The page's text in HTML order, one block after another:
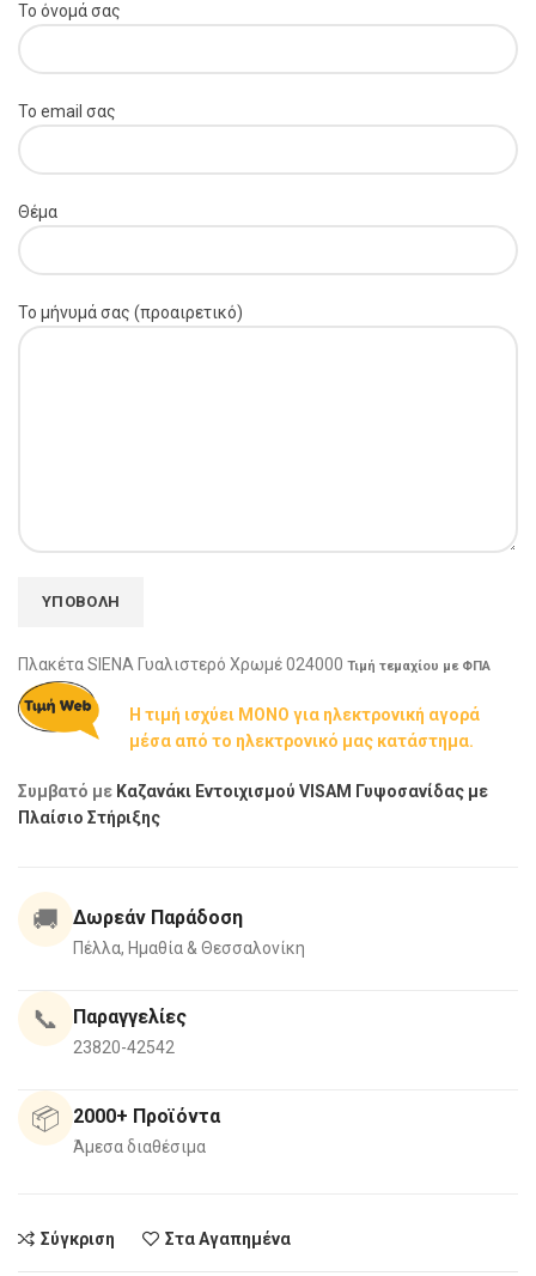
Το όνομά σας
Το email σας
Θέμα
Το μήνυμά σας (προαιρετικό)
Πλακέτα SIENA Γυαλιστερό Χρωμέ 024000 Τιμή τεμαχίου με ΦΠΑ
Η τιμή ισχύει ΜΟΝΟ για ηλεκτρονική αγορά
μέσα από το ηλεκτρονικό μας κατάστημα.
Συμβατό με Καζανάκι Εντοιχισμού VISAM Γυψοσανίδας με
Πλαίσιο Στήριξης
🚚 Δωρεάν Παράδοση
Πέλλα, Ημαθία & Θεσσαλονίκη
📞 Παραγγελίες
23820-42542
📦 2000+ Προϊόντα
Άμεσα διαθέσιμα
Σύγκριση Στα Αγαπημένα